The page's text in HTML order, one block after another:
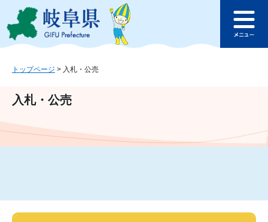
ジ
ュ
文
このページの本文へ
ュ
トップページ > 入札・公売
入札・公売